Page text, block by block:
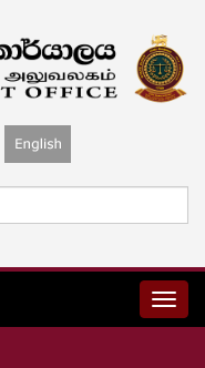
MENU